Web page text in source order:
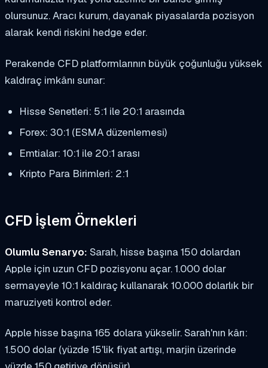
olursunuz. Aracı kurum, dayanak piyasalarda pozisyon
alarak kendi riskini hedge eder.
Perakende CFD platformlarının büyük çoğunluğu yüksek
kaldıraç imkânı sunar:
Hisse Senetleri: 5:1 ile 20:1 arasında
Forex: 30:1 (ESMA düzenlemesi)
Emtialar: 10:1 ile 20:1 arası
Kripto Para Birimleri: 2:1
CFD İşlem Örnekleri
Olumlu Senaryo: Sarah, hisse başına 150 dolardan
Apple için uzun CFD pozisyonu açar. 1.000 dolar
sermayeyle 10:1 kaldıraç kullanarak 10.000 dolarlık bir
maruziyeti kontrol eder.
Apple hisse başına 165 dolara yükselir. Sarah'nın kârı:
1.500 dolar (yüzde 15'lik fiyat artışı, marjin üzerinde